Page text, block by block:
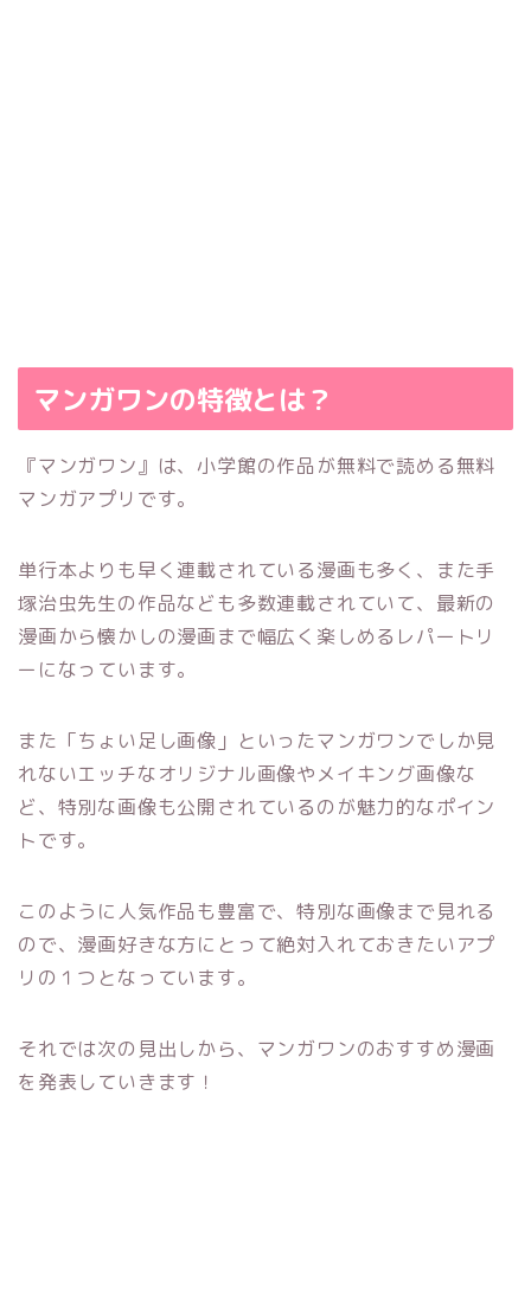
マンガワンの特徴とは？
『マンガワン』は、小学館の作品が無料で読める無料
マンガアプリです。
単行本よりも早く連載されている漫画も多く、また手
塚治虫先生の作品なども多数連載されていて、最新の
漫画から懐かしの漫画まで幅広く楽しめるレパートリ
ーになっています。
また「ちょい足し画像」といったマンガワンでしか見
れないエッチなオリジナル画像やメイキング画像な
ど、特別な画像も公開されているのが魅力的なポイン
トです。
このように人気作品も豊富で、特別な画像まで見れる
ので、漫画好きな方にとって絶対入れておきたいアプ
リの１つとなっています。
それでは次の見出しから、マンガワンのおすすめ漫画
を発表していきます！